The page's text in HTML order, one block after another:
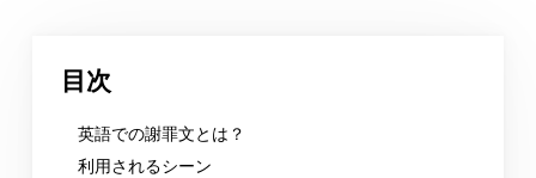
目次
英語での謝罪文とは？
利用されるシーン